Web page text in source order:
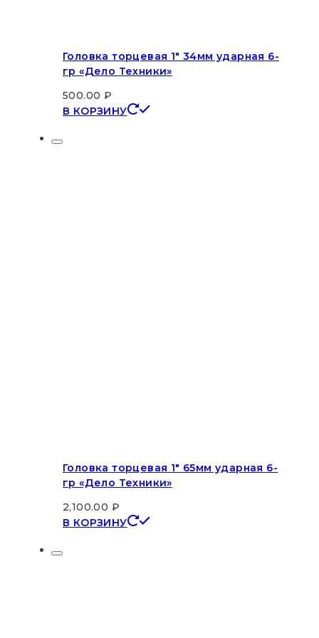
Головка торцевая 1″ 34мм ударная 6-
гр «Дело Техники»
500.00 ₽
В КОРЗИНУ
Головка торцевая 1″ 65мм ударная 6-
гр «Дело Техники»
2,100.00 ₽
В КОРЗИНУ